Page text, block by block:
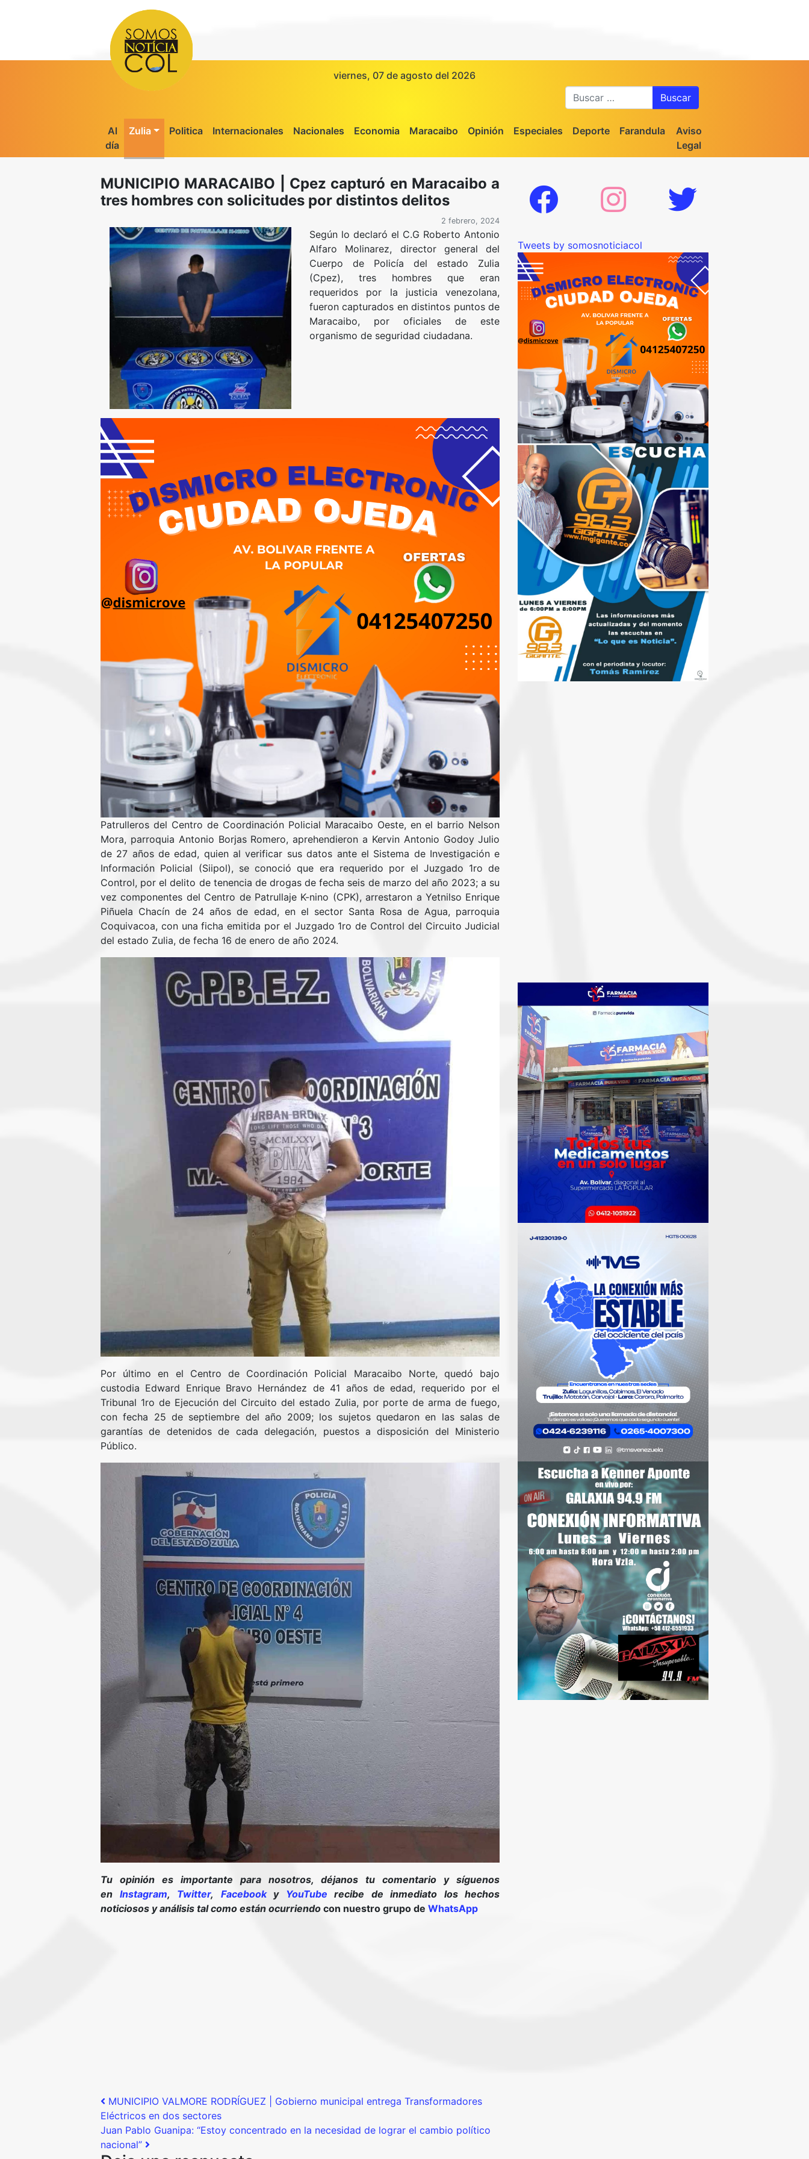
viernes, 07 de agosto del 2026
Al
día
Zulia Politica Internacionales Nacionales Economia Maracaibo Opinión Especiales Deporte Farandula
Aviso
Legal
MUNICIPIO MARACAIBO | Cpez capturó en Maracaibo a
tres hombres con solicitudes por distintos delitos
2 febrero, 2024
Según lo declaró el C.G Roberto Antonio
Alfaro Molinarez, director general del
Cuerpo de Policía del estado Zulia
(Cpez), tres hombres que eran
requeridos por la justicia venezolana,
fueron capturados en distintos puntos de
Maracaibo, por oficiales de este
organismo de seguridad ciudadana.
Patrulleros del Centro de Coordinación Policial Maracaibo Oeste, en el barrio Nelson
Mora, parroquia Antonio Borjas Romero, aprehendieron a Kervin Antonio Godoy Julio
de 27 años de edad, quien al verificar sus datos ante el Sistema de Investigación e
Información Policial (Siipol), se conoció que era requerido por el Juzgado 1ro de
Control, por el delito de tenencia de drogas de fecha seis de marzo del año 2023; a su
vez componentes del Centro de Patrullaje K-nino (CPK), arrestaron a Yetnilso Enrique
Piñuela Chacín de 24 años de edad, en el sector Santa Rosa de Agua, parroquia
Coquivacoa, con una ficha emitida por el Juzgado 1ro de Control del Circuito Judicial
del estado Zulia, de fecha 16 de enero de año 2024.
Por último en el Centro de Coordinación Policial Maracaibo Norte, quedó bajo
custodia Edward Enrique Bravo Hernández de 41 años de edad, requerido por el
Tribunal 1ro de Ejecución del Circuito del estado Zulia, por porte de arma de fuego,
con fecha 25 de septiembre del año 2009; los sujetos quedaron en las salas de
garantías de detenidos de cada delegación, puestos a disposición del Ministerio
Público.
Tu opinión es importante para nosotros, déjanos tu comentario y síguenos
en Instagram, Twitter, Facebooky YouTube recibe de inmediato los hechos
noticiosos y análisis tal como están ocurriendo con nuestro grupo de WhatsApp
Post navigation
MUNICIPIO VALMORE RODRÍGUEZ | Gobierno municipal entrega Transformadores
Eléctricos en dos sectores
Juan Pablo Guanipa: “Estoy concentrado en la necesidad de lograr el cambio político
nacional”
Tweets by somosnoticiacol